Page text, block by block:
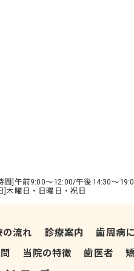
間]午前9:00～12:00/午後14:30～
]木曜日・日曜日・祝日
の流れ 診療案内 歯周病
当院の特徴 歯医者